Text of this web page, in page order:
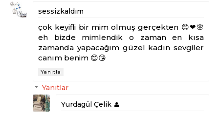
sessizkaldım
çok keyifli bir mim olmuş gerçekten 😊❤🌸
eh bizde mimlendik o zaman en kısa
zamanda yapacağım güzel kadın sevgiler
canım benim 😊😘
Yanıtla
Yanıtlar
Yurdagül Çelik